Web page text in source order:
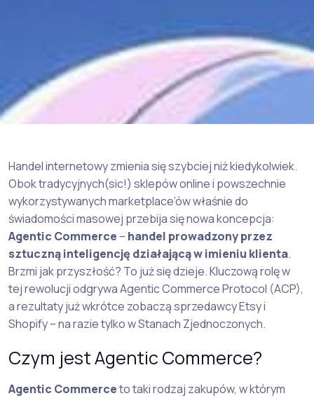
Handel internetowy zmienia się szybciej niż kiedykolwiek.
Obok tradycyjnych(sic!) sklepów online i powszechnie
wykorzystywanych marketplace’ów właśnie do
świadomości masowej przebija się nowa koncepcja:
Agentic Commerce – handel prowadzony przez
sztuczną inteligencję działającą w imieniu klienta.
Brzmi jak przyszłość? To już się dzieje. Kluczową rolę w
tej rewolucji odgrywa Agentic Commerce Protocol (ACP),
a rezultaty już wkrótce zobaczą sprzedawcy Etsy i
Shopify – na razie tylko w Stanach Zjednoczonych.
Czym jest Agentic Commerce?
Agentic Commerceto taki rodzaj zakupów, w którym